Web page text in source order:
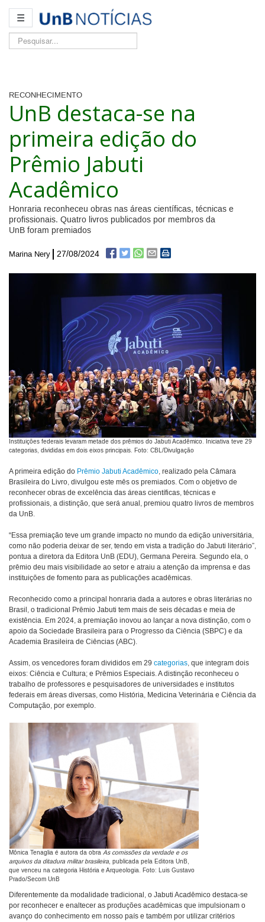
☰
Pesquisar...
RECONHECIMENTO
UnB destaca-se na
primeira edição do
Prêmio Jabuti
Acadêmico
Honraria reconheceu obras nas áreas científicas, técnicas e
profissionais. Quatro livros publicados por membros da
UnB foram premiados
Marina Nery 27/08/2024
Instituições federais levaram metade dos prêmios do Jabuti Acadêmico. Iniciativa teve 29
categorias, divididas em dois eixos principais. Foto: CBL/Divulgação
A primeira edição do Prêmio Jabuti Acadêmico, realizado pela Câmara
Brasileira do Livro, divulgou este mês os premiados. Com o objetivo de
reconhecer obras de excelência das áreas científicas, técnicas e
profissionais, a distinção, que será anual, premiou quatro livros de membros
da UnB.
“Essa premiação teve um grande impacto no mundo da edição universitária,
como não poderia deixar de ser, tendo em vista a tradição do Jabuti literário”,
pontua a diretora da Editora UnB (EDU), Germana Pereira. Segundo ela, o
prêmio deu mais visibilidade ao setor e atraiu a atenção da imprensa e das
instituições de fomento para as publicações acadêmicas.
Reconhecido como a principal honraria dada a autores e obras literárias no
Brasil, o tradicional Prêmio Jabuti tem mais de seis décadas e meia de
existência. Em 2024, a premiação inovou ao lançar a nova distinção, com o
apoio da Sociedade Brasileira para o Progresso da Ciência (SBPC) e da
Academia Brasileira de Ciências (ABC).
Assim, os vencedores foram divididos em 29 categorias, que integram dois
eixos: Ciência e Cultura; e Prêmios Especiais. A distinção reconheceu o
trabalho de professores e pesquisadores de universidades e institutos
federais em áreas diversas, como História, Medicina Veterinária e Ciência da
Computação, por exemplo.
Mônica Tenaglia é autora da obra As comissões da verdade e os
arquivos da ditadura militar brasileira, publicada pela Editora UnB,
que venceu na categoria História e Arqueologia. Foto: Luis Gustavo
Prado/Secom UnB
Diferentemente da modalidade tradicional, o Jabuti Acadêmico destaca-se
por reconhecer e enaltecer as produções acadêmicas que impulsionam o
avanço do conhecimento em nosso país e também por utilizar critérios